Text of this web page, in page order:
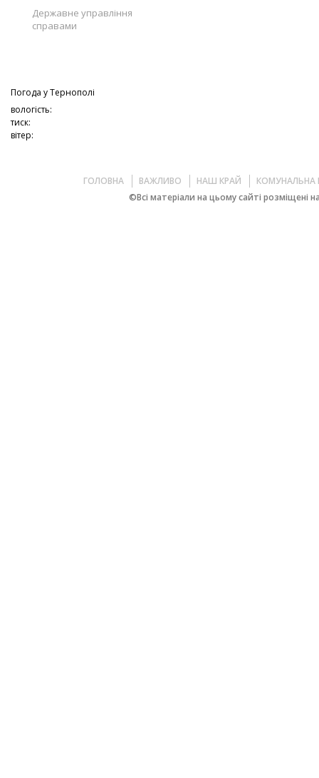
Державне управління
справами
Погода уТернополі
вологість:
тиск:
вітер:
ГОЛОВНА ВАЖЛИВО НАШ КРАЙ
КОМУНАЛЬНА
©Всі матеріали на цьому сайті розміщені